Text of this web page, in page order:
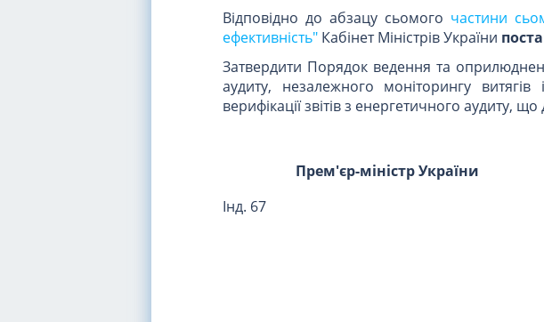
Відповідно до абзацу сьомого частини
ефективність" Кабінет Міністрів України
Затвердити Порядок ведення та
аудиту, незалежного моніторингу витягів
верифікації звітів з енергетичного аудиту, що
Прем'єр-міністр України
Інд. 67